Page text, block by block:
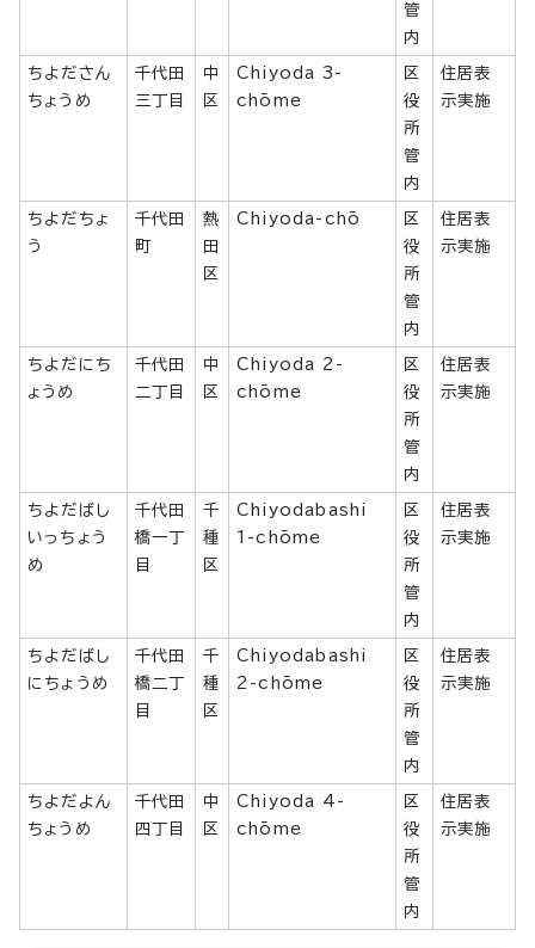
管
内
ちよださん
ちょうめ
千代田
三丁目
中
区
Chiyoda 3-
chōme
区
役
所
管
内
住居表
示実施
ちよだちょ
う
千代田
町
熱
田
区
Chiyoda-chō
区
役
所
管
内
住居表
示実施
ちよだにち
ょうめ
千代田
二丁目
中
区
Chiyoda 2-
chōme
区
役
所
管
内
住居表
示実施
ちよだばし
いっちょう
め
千代田
橋一丁
目
千
種
区
Chiyodabashi
1-chōme
区
役
所
管
内
住居表
示実施
ちよだばし
にちょうめ
千代田
橋二丁
目
千
種
区
Chiyodabashi
2-chōme
区
役
所
管
内
住居表
示実施
ちよだよん
ちょうめ
千代田
四丁目
中
区
Chiyoda 4-
chōme
区
役
所
管
内
住居表
示実施